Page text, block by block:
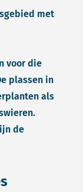
met
voor die
plassen in
als
de